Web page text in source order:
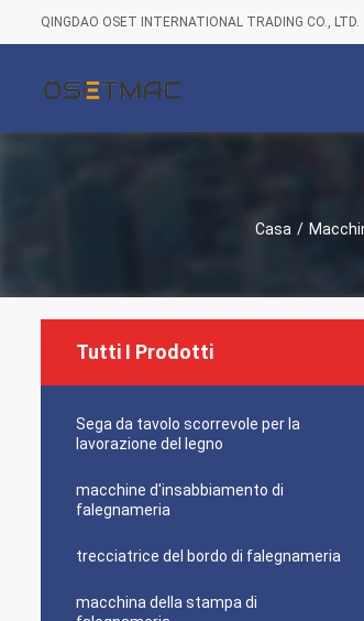
QINGDAO OSET INTERNATIONAL TRADING CO., LTD.
Casa /
Tutti I Prodotti
Sega da tavolo scorrevole per la
lavorazione del legno
macchine d'insabbiamento di
falegnameria
trecciatrice del bordo di falegnameria
macchina della stampa di